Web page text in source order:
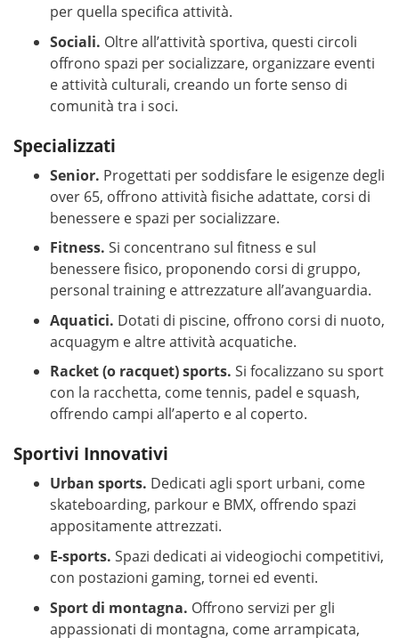
per quella specifica attività.
Sociali. Oltre all’attività sportiva, questi circoli
offrono spazi per socializzare, organizzare eventi
e attività culturali, creando un forte senso di
comunità tra i soci.
Specializzati
Senior. Progettati per soddisfare le esigenze degli
over 65, offrono attività fisiche adattate, corsi di
benessere e spazi per socializzare.
Fitness. Si concentrano sul fitness e sul
benessere fisico, proponendo corsi di gruppo,
personal training e attrezzature all’avanguardia.
Aquatici. Dotati di piscine, offrono corsi di nuoto,
acquagym e altre attività acquatiche.
Racket (o racquet) sports. Si focalizzano su sport
con la racchetta, come tennis, padel e squash,
offrendo campi all’aperto e al coperto.
Sportivi Innovativi
Urban sports. Dedicati agli sport urbani, come
skateboarding, parkour e BMX, offrendo spazi
appositamente attrezzati.
E-sports. Spazi dedicati ai videogiochi competitivi,
con postazioni gaming, tornei ed eventi.
Sport di montagna. Offrono servizi per gli
appassionati di montagna, come arrampicata,